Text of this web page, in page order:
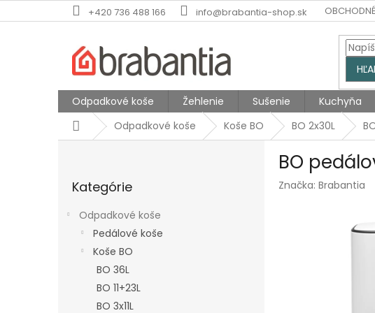
na
+420 736 488 166 info@brabantia-shop.sk
Odpadkové koše Žehlenie Sušenie Kuchyňa
DomovOdpadkové koše Koše BO BO 2x30L
kategórie
Kategórie
Odpadkové koše
Pedálové koše
Koše BO
BO 36L
BO 11+23L
BO 3x11L
BO
Značka: Brabantia